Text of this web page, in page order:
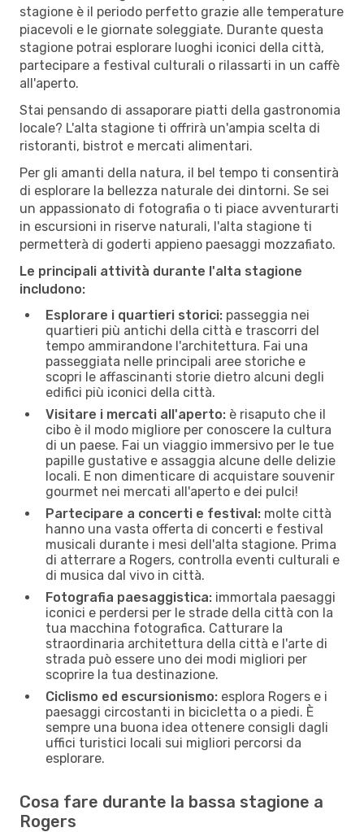
stagione è il periodo perfetto grazie alle temperature
piacevoli e le giornate soleggiate. Durante questa
stagione potrai esplorare luoghi iconici della città,
partecipare a festival culturali o rilassarti in un caffè
all'aperto.
Stai pensando di assaporare piatti della gastronomia
locale? L'alta stagione ti offrirà un'ampia scelta di
ristoranti, bistrot e mercati alimentari.
Per gli amanti della natura, il bel tempo ti consentirà
di esplorare la bellezza naturale dei dintorni. Se sei
un appassionato di fotografia o ti piace avventurarti
in escursioni in riserve naturali, l'alta stagione ti
permetterà di goderti appieno paesaggi mozzafiato.
Le principali attività durante l'alta stagione
includono:
Esplorare i quartieri storici: passeggia nei
quartieri più antichi della città e trascorri del
tempo ammirandone l'architettura. Fai una
passeggiata nelle principali aree storiche e
scopri le affascinanti storie dietro alcuni degli
edifici più iconici della città.
Visitare i mercati all'aperto: è risaputo che il
cibo è il modo migliore per conoscere la cultura
di un paese. Fai un viaggio immersivo per le tue
papille gustative e assaggia alcune delle delizie
locali. E non dimenticare di acquistare souvenir
gourmet nei mercati all'aperto e dei pulci!
Partecipare a concerti e festival: molte città
hanno una vasta offerta di concerti e festival
musicali durante i mesi dell'alta stagione. Prima
di atterrare a Rogers, controlla eventi culturali e
di musica dal vivo in città.
Fotografia paesaggistica: immortala paesaggi
iconici e perdersi per le strade della città con la
tua macchina fotografica. Catturare la
straordinaria architettura della città e l'arte di
strada può essere uno dei modi migliori per
scoprire la tua destinazione.
Ciclismo ed escursionismo: esplora Rogers e i
paesaggi circostanti in bicicletta o a piedi. È
sempre una buona idea ottenere consigli dagli
uffici turistici locali sui migliori percorsi da
esplorare.
Cosa fare durante la bassa stagione a
Rogers